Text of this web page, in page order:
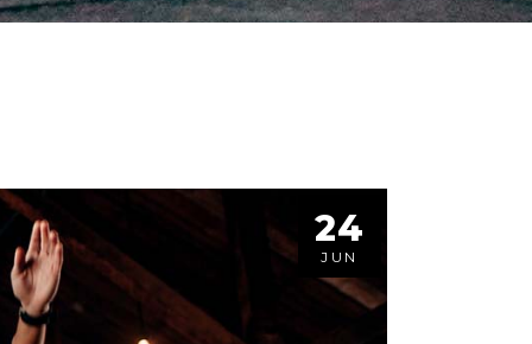
24
JUN